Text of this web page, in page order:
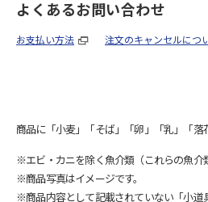
よくあるお問い合わせ
お支払い方法 注文のキャンセルにつ
商品に「小麦」「そば」「卵」「乳」「落
※エビ・カニを除く魚介類（これらの魚介
※商品写真はイメージです。
※商品内容として記載されていない「小道